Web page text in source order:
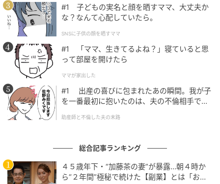
#1 子どもの実名と顔を晒すママ、大丈夫か
な？なんて心配していたら。
SNSに子供の顔を晒すママ
#1 「ママ、生きてるよね？」寝ていると思
って部屋を開けたら
ママが家出した
#1 出産の喜びに包まれたあの瞬間。我が子
を一番最初に抱いたのは、夫の不倫相手でし
助産師と不倫した夫の末路
総合記事ランキング
４５歳年下・“加藤茶の妻”が暴露…朝４時か
ら“２年間”極秘で続けた【副業】とは「お金